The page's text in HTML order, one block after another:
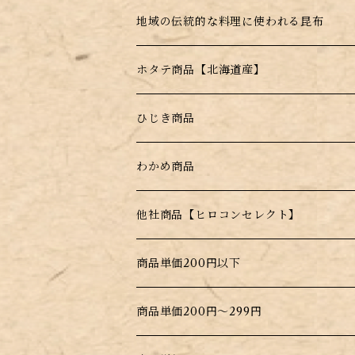
根昆布
地域の伝統的な料理に使われる昆布
ホタテ商品【北海道産】
干し帆立貝柱【北海道産】
薄焼きせんべい【昆布＋帆立】
ひじき商品
塩ふきひじき【塩昆布だけじゃない！】
水戻し不要！料理にそのまま入れるだけ
わかめ商品
他社商品【ヒロコンセレクト】
北海道根こんぶだし
大間生まれのこんぶだし
商品単価200円以下
商品単価200円～299円